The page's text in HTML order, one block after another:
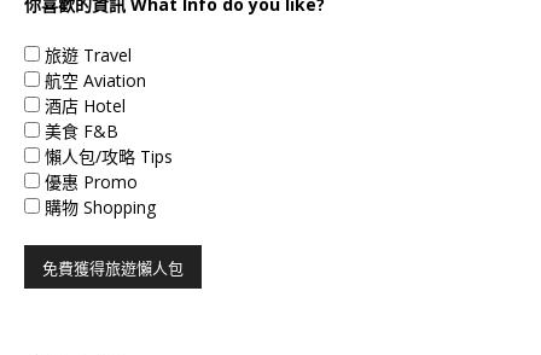
旅遊 Travel
航空 Aviation
酒店 Hotel
美食 F&B
懶人包/攻略 Tips
優惠 Promo
購物 Shopping